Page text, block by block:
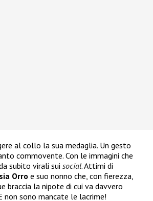
al collo la sua medaglia. Un gesto
commovente. Con le immagini che
subito virali sui social. Attimi di
Orro e suo nonno che, con fierezza,
braccia la nipote di cui va davvero
non sono mancate le lacrime!